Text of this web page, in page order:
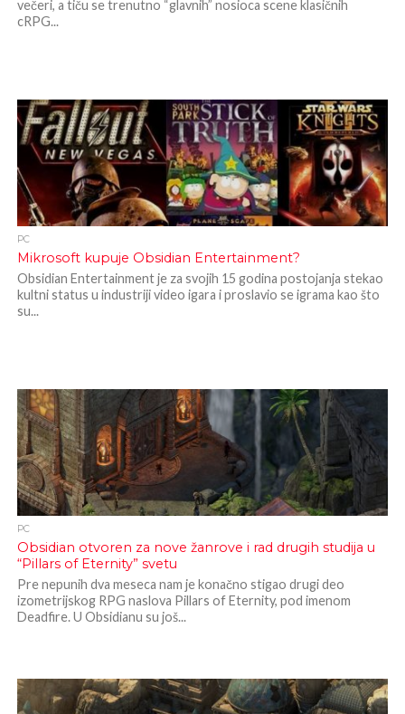
večeri, a tiču se trenutno “glavnih” nosioca scene klasičnih
cRPG...
PC
Mikrosoft kupuje Obsidian Entertainment?
Obsidian Entertainment je za svojih 15 godina postojanja stekao
kultni status u industriji video igara i proslavio se igrama kao što
su...
PC
Obsidian otvoren za nove žanrove i rad drugih studija u
“Pillars of Eternity” svetu
Pre nepunih dva meseca nam je konačno stigao drugi deo
izometrijskog RPG naslova Pillars of Eternity, pod imenom
Deadfire. U Obsidianu su još...